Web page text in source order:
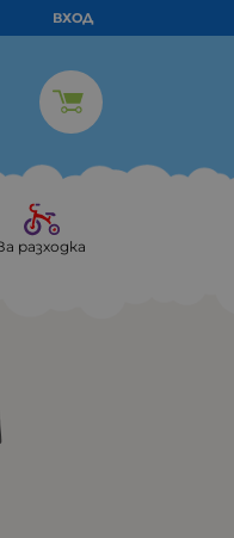
ВХОД
разходка